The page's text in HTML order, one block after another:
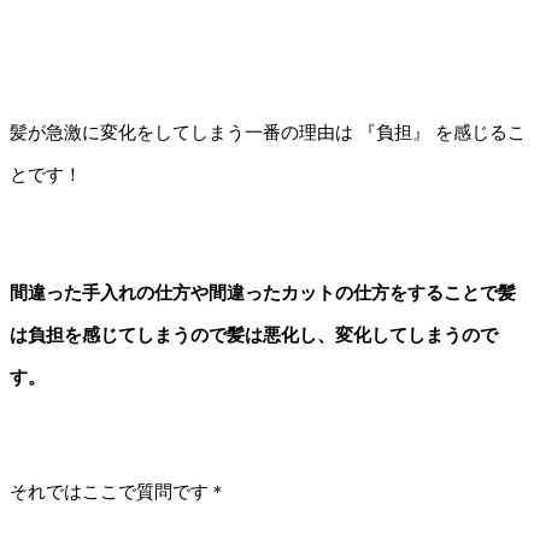
髪が急激に変化をしてしまう一番の理由は 『負担』 を感じるこ
とです！
間違った手入れの仕方や間違ったカットの仕方をすることで髪
は負担を感じてしまうので髪は悪化し、変化してしまうので
す。
それではここで質問です＊